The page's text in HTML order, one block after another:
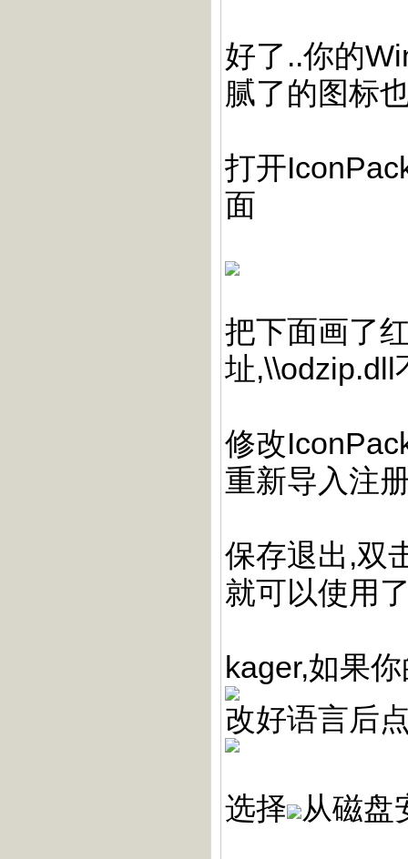
好了..你的
腻了的图标
打开
面
把下面画了
址,\\odzip.dll
修改
重新导入注
保存退出,双
就可以使用
kager,如果
改好语言后
选择 从磁盘